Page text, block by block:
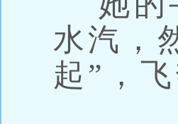
水汽，
起”，